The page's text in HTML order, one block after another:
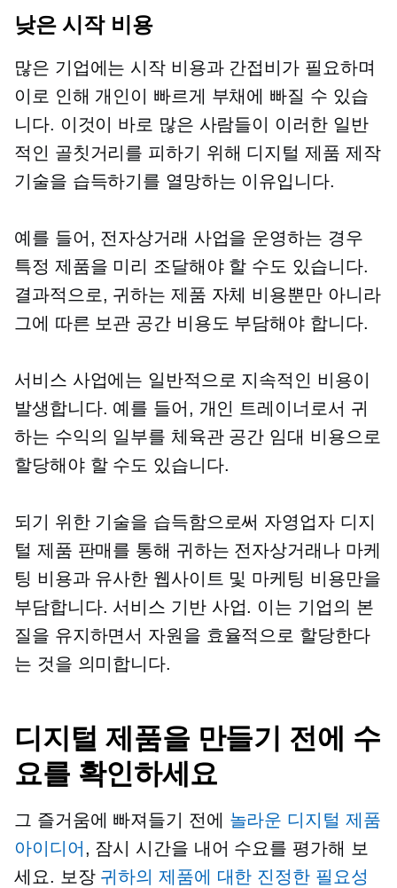
낮은 시작 비용
많은 기업에는 시작 비용과 간접비가 필요하며
이로 인해 개인이 빠르게 부채에 빠질 수 있습
니다. 이것이 바로 많은 사람들이 이러한 일반
적인 골칫거리를 피하기 위해 디지털 제품 제작
기술을 습득하기를 열망하는 이유입니다.
예를 들어, 전자상거래 사업을 운영하는 경우
특정 제품을 미리 조달해야 할 수도 있습니다.
결과적으로, 귀하는 제품 자체 비용뿐만 아니라
그에 따른 보관 공간 비용도 부담해야 합니다.
서비스 사업에는 일반적으로 지속적인 비용이
발생합니다. 예를 들어, 개인 트레이너로서 귀
하는 수익의 일부를 체육관 공간 임대 비용으로
할당해야 할 수도 있습니다.
되기 위한 기술을 습득함으로써 자영업자디지
털 제품 판매를 통해 귀하는 전자상거래나 마케
팅 비용과 유사한 웹사이트 및 마케팅 비용만을
부담합니다. 서비스 기반사업. 이는 기업의 본
질을 유지하면서 자원을 효율적으로 할당한다
는 것을 의미합니다.
디지털 제품을 만들기 전에 수
요를 확인하세요
그 즐거움에 빠져들기 전에 놀라운 디지털 제품
아이디어 , 잠시 시간을 내어 수요를 평가해 보
세요. 보장 귀하의 제품에 대한 진정한 필요성